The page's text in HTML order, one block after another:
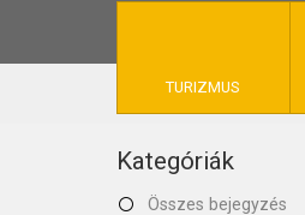
TURIZMUS
Kategóriák
Összes bejegyzés